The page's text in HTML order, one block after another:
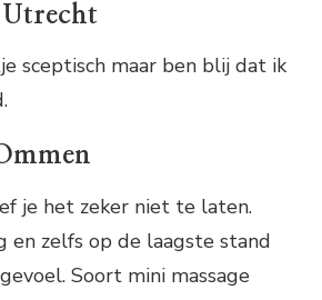
sceptisch maar ben blij dat ik
je het zeker niet te laten.
zelfs op de laagste stand
Soort mini massage